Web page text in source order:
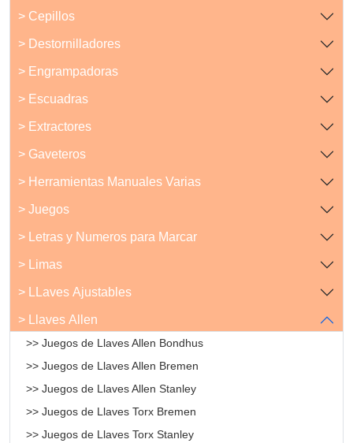
> Cepillos
> Destornilladores
> Engrampadoras
> Escuadras
> Extractores
> Gaveteros
> Herramientas Manuales Varias
> Juegos
> Letras y Numeros para Marcar
> Limas
> LLaves Ajustables
> Llaves Allen
>> Juegos de Llaves Allen Bondhus
>> Juegos de Llaves Allen Bremen
>> Juegos de Llaves Allen Stanley
>> Juegos de Llaves Torx Bremen
>> Juegos de Llaves Torx Stanley